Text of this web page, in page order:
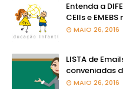
Entenda a
CEIIs e
MAIO 26, 2016
LISTA de
conveniadas
MAIO 26, 2016